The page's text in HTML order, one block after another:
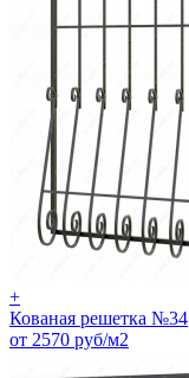
+
Кованая решетка №34
от 2570 руб/м2